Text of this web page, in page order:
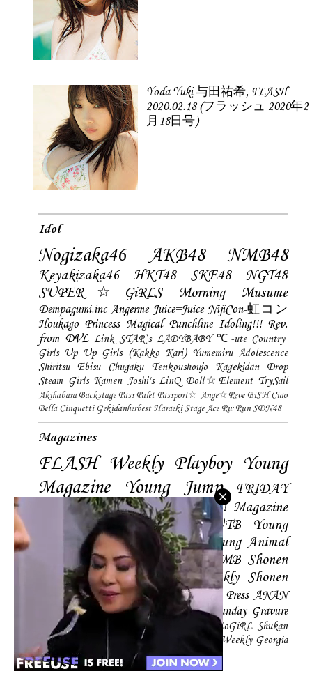
Yoda Yuki 与田祐希, FLASH
2020.02.18 (フラッシュ 2020年2
月18日号)
Idol
Nogizaka46 AKB48 NMB48
Keyakizaka46 HKT48 SKE48
NGT48
SUPER☆GiRLS
Morning Musume
Dempagumi.inc Angerme Juice=Juice NijiCon-虹コン
Houkago Princess Magical Punchline Idoling!!! Rev.
from DVL Link STAR`s LADYBABY ℃-ute Country
Girls Up Up Girls (Kakko Kari) Yumemiru Adolescence
Shiritsu Ebisu Chugaku
Tenkoushoujo Kagekidan
Drop
Steam Girls Kamen Joshi's LinQ Doll☆Element TrySail
Akihabara Backstage Pass Palet Passport☆ Ange☆Reve BiSH Ciao
Bella Cinquetti Gekidanherbest Haraeki Stage Ace Ru:Run SDN48
Magazines
FLASH Weekly Playboy Young
Magazine
Young Jump
FRIDAY
Magazine BLT ENTAME
SPA! Magazine
EX-Taishu
Young Gangan UTB
Young
Champion Big Comic Spirtis Young Animal
Shonen Magazine
BUBKA BOMB Shonen
Champion Manga Action Weekly Shonen
Sunday Photobooks BRODY Hustle Press ANAN
Magazine
SMART Magazine Young Sunday Gravure
The Television
CD&DL My Girl Daily LoGiRL Shukan
Taishu
Girls! Magazine Soccer Game King Weekly Georgia
Sunday Magazine Mery Magazine